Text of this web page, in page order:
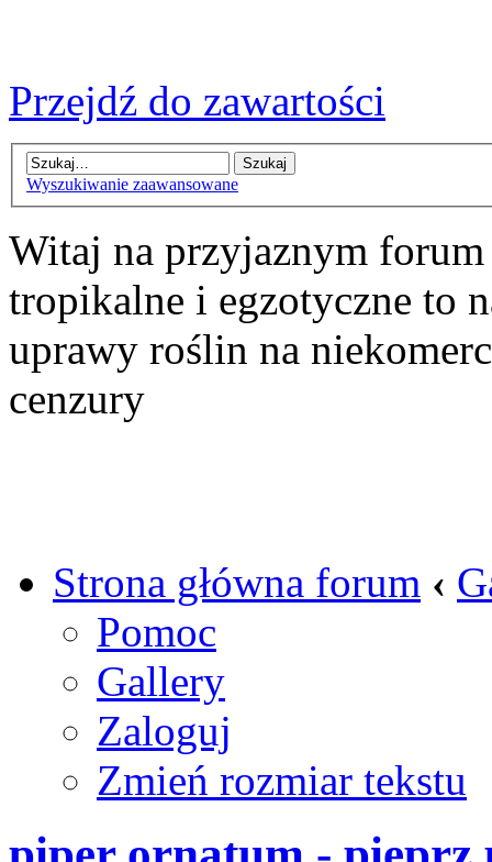
Przejdź do zawartości
Wyszukiwanie zaawansowane
Witaj na przyjaznym
tropikalne i egzotyczne to
uprawy roślin na
cenzury
Strona główna forum ‹
Pomoc
Gallery
Zaloguj
Zmień rozmiar tekstu